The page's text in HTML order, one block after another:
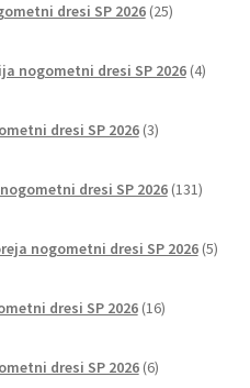
dresi SP 2026 25izdelkov
nogometni dresi SP 2026 4izdelki
dresi SP 2026 3izdelki
dresi SP 2026 131
nogometni dresi SP 2026 5
dresi SP 2026 16izdelkov
dresi SP 2026 6izdelkov